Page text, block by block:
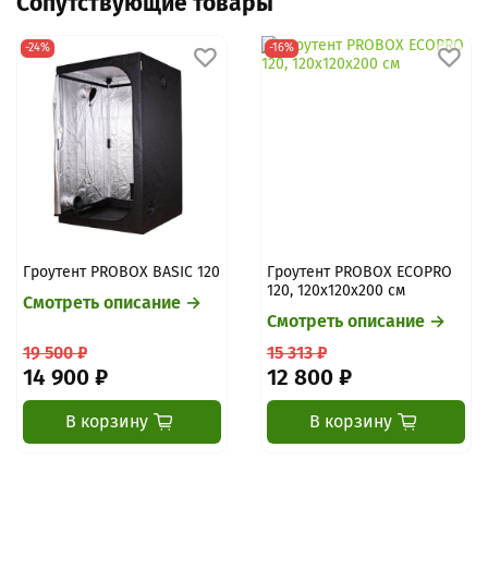
цену/наличие. После оплаты: проверка/упаковка → отправка
→ трек-номер.
Подробнее про оплату
-24%
Гроутент PROBOX BASIC 120
Смотреть описание →
19 500 ₽
14 900 ₽
В корзину
-16%
Гроутент PROBOX ECOPRO
120, 120х120х200 см
Смотреть описание →
15 313 ₽
12 800 ₽
В корзину